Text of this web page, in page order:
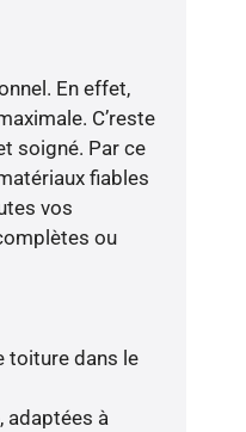
En effet,
C’reste
soigné. Par ce
fiables
vos
ou
toiture dans le
adaptées à